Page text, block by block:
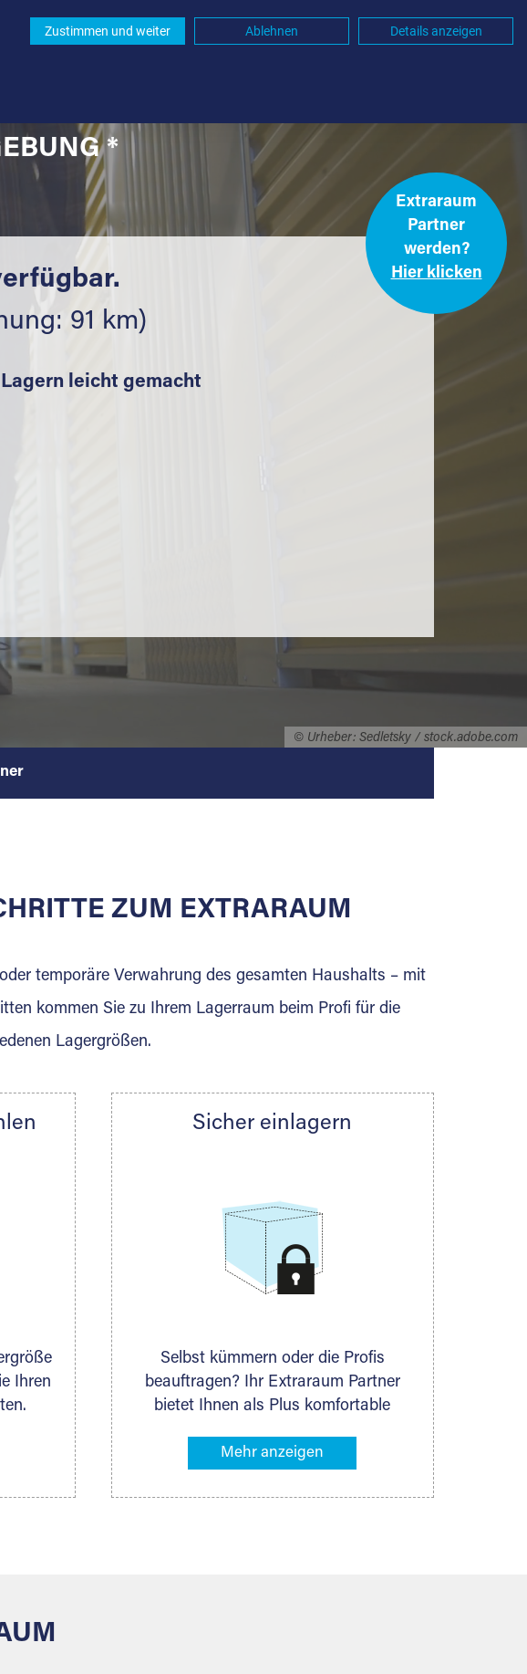
© Urheber: Sedletsky / stock.adobe.com
*
Extraraum
Partner
werden?
Hier klicken
91 km)
leicht gemacht
wurde? Werden Sie jetzt Extraraum Partner und
ZUM EXTRARAUM
temporäre Verwahrung des gesamten Haushalts – mit
kommen Sie zu Ihrem Lagerraum beim Profi für die
Lagergrößen.
Ihren
Sicher einlagern
Selbst kümmern oder die Profis
beauftragen? Ihr Extraraum Partner
bietet Ihnen als Plus komfortable
besonders bequem machen. Dazu
Lieferung von Packmaterial sowie
Zustimmen und weiter Ablehnen Details anzeigen